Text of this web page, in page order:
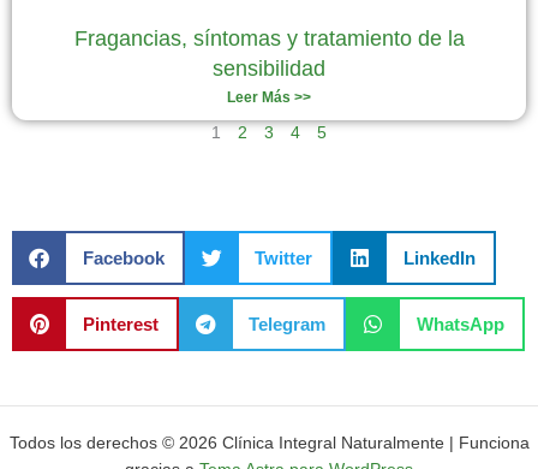
Fragancias, síntomas y tratamiento de la
sensibilidad
Leer Más >>
1 2 3 4 5
Facebook Twitter LinkedIn
Pinterest Telegram WhatsApp
Todos los derechos © 2026 Clínica Integral Naturalmente | Funciona